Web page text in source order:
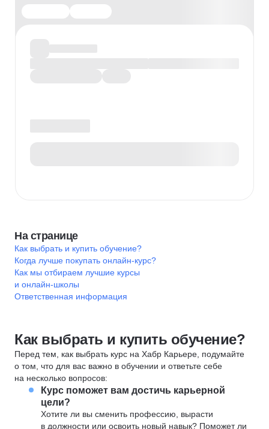
На странице
Как выбрать и купить обучение?
Когда лучше покупать онлайн-курс?
Как мы отбираем лучшие курсы
и онлайн-школы
Ответственная информация
Как выбрать и купить обучение?
Перед тем, как выбрать курс на Хабр Карьере, подумайте
о том, что для вас важно в обучении и ответьте себе
на несколько вопросов:
Курс поможет вам достичь карьерной
цели?
Хотите ли вы сменить профессию, вырасти
в должности или освоить новый навык? Поможет ли